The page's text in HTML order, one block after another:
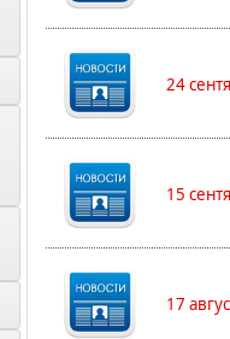
24
15
17